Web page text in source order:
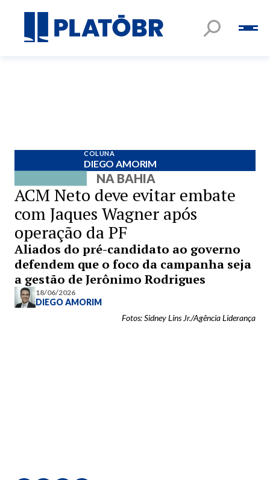
COLUNA
DIEGO AMORIM
NA BAHIA
ACM Neto deve evitar embate
com Jaques Wagner após
operação da PF
Aliados do pré-candidato ao governo
defendem que o foco da campanha seja
a gestão de Jerônimo Rodrigues
18/06/2026
DIEGO AMORIM
Fotos: Sidney Lins Jr./Agência Liderança